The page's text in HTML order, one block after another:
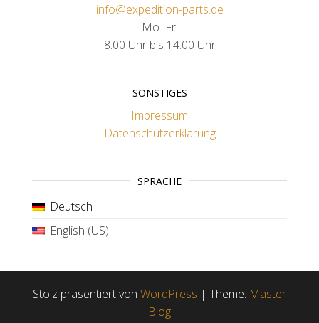
info@expedition-parts.de
Mo.-Fr.
8.00 Uhr bis 14.00 Uhr
SONSTIGES
Impressum
Datenschutzerklärung
SPRACHE
Deutsch
English (US)
Stolz präsentiert von WordPress | Theme: Master
Blog